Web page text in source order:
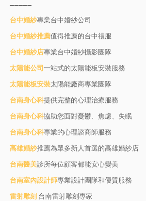
----------
台中婚紗專業台中婚紗公司
台中婚紗推薦值得推薦的台中禮服
台中婚紗店專業台中婚紗攝影團隊
太陽能公司一站式的太陽能板安裝服務
太陽能板安裝太陽能廠商專業團隊
台南身心科提供完整的心理治療服務
台南身心科協助您面對憂鬱、焦慮、失眠
台南身心科專業的心理諮商師服務
高雄婚紗推薦為眾多新人首選的高雄婚紗店
台南醫美診所每位顧客都能安心變美
台南室內設計師專業設計團隊和優質服務
雷射雕刻 台南雷射雕刻專家